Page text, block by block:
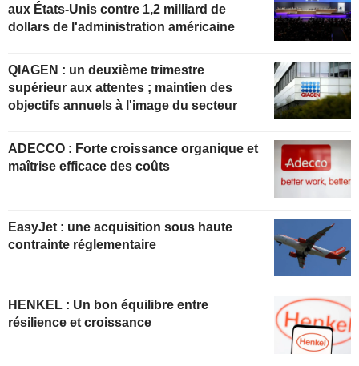
aux États-Unis contre 1,2 milliard de
dollars de l'administration américaine
QIAGEN : un deuxième trimestre
supérieur aux attentes ; maintien des
objectifs annuels à l'image du secteur
ADECCO : Forte croissance organique et
maîtrise efficace des coûts
EasyJet : une acquisition sous haute
contrainte réglementaire
HENKEL : Un bon équilibre entre
résilience et croissance